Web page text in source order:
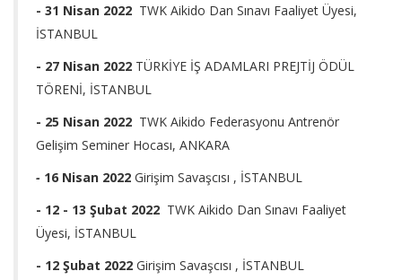
- 31 Nisan 2022 TWK Aikido Dan Sınavı Faaliyet Üyesi,
İSTANBUL
- 27 Nisan 2022 TÜRKİYE İŞ ADAMLARI PREJTİJ ÖDÜL
TÖRENİ, İSTANBUL
- 25 Nisan 2022 TWK Aikido Federasyonu Antrenör
Gelişim Seminer Hocası, ANKARA
- 16 Nisan 2022 Girişim Savaşcısı , İSTANBUL
- 12 - 13 Şubat 2022 TWK Aikido Dan Sınavı Faaliyet
Üyesi, İSTANBUL
- 12 Şubat 2022 Girişim Savaşcısı , İSTANBUL